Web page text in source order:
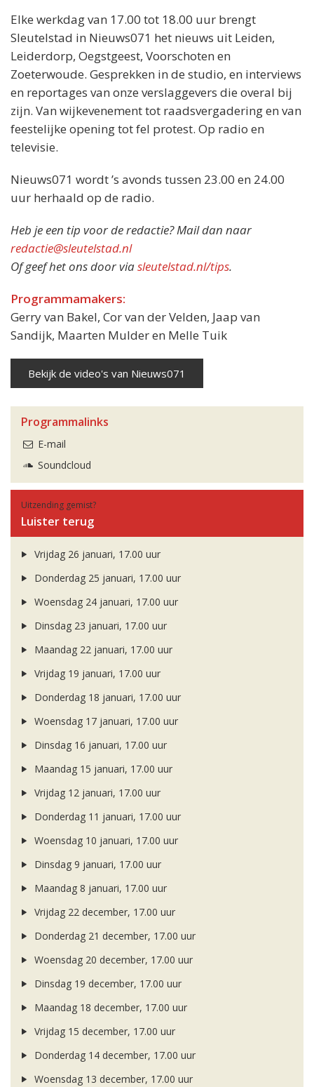
Elke werkdag van 17.00 tot 18.00 uur brengt
Sleutelstad in Nieuws071 het nieuws uit Leiden,
Leiderdorp, Oegstgeest, Voorschoten en
Zoeterwoude. Gesprekken in de studio, en interviews
en reportages van onze verslaggevers die overal bij
zijn. Van wijkevenement tot raadsvergadering en van
feestelijke opening tot fel protest. Op radio en
televisie.
Nieuws071 wordt ’s avonds tussen 23.00 en 24.00
uur herhaald op de radio.
Heb je een tip voor de redactie? Mail dan naar
redactie@sleutelstad.nl
Of geef het ons door viasleutelstad.nl/tips.
Programmamakers:
Gerry van Bakel, Cor van der Velden, Jaap van
Sandijk, Maarten Mulder en Melle Tuik
Bekijk de video's van Nieuws071
Programmalinks
E-mail
Soundcloud
Uitzending gemist?
Luister terug
Vrijdag 26 januari, 17.00 uur
Donderdag 25 januari, 17.00 uur
Woensdag 24 januari, 17.00 uur
Dinsdag 23 januari, 17.00 uur
Maandag 22 januari, 17.00 uur
Vrijdag 19 januari, 17.00 uur
Donderdag 18 januari, 17.00 uur
Woensdag 17 januari, 17.00 uur
Dinsdag 16 januari, 17.00 uur
Maandag 15 januari, 17.00 uur
Vrijdag 12 januari, 17.00 uur
Donderdag 11 januari, 17.00 uur
Woensdag 10 januari, 17.00 uur
Dinsdag 9 januari, 17.00 uur
Maandag 8 januari, 17.00 uur
Vrijdag 22 december, 17.00 uur
Donderdag 21 december, 17.00 uur
Woensdag 20 december, 17.00 uur
Dinsdag 19 december, 17.00 uur
Maandag 18 december, 17.00 uur
Vrijdag 15 december, 17.00 uur
Donderdag 14 december, 17.00 uur
Woensdag 13 december, 17.00 uur